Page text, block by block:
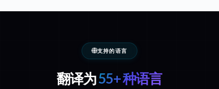
支持的语言
翻译为55+ 种语言